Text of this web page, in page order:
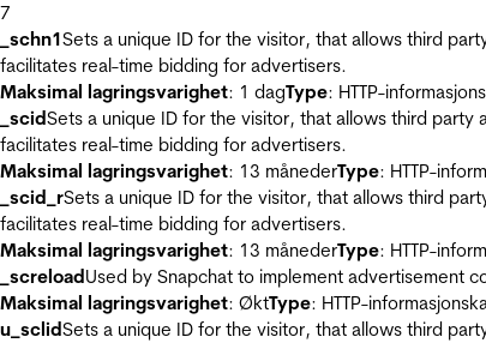
7
_schn1Sets a unique ID for the visitor, that allows third
facilitates real-time bidding for advertisers.
Maksimal lagringsvarighet: 1 dagType: HTTP-
_scidSets a unique ID for the visitor, that allows third
facilitates real-time bidding for advertisers.
Maksimal lagringsvarighet: 13 månederType: HTTP-
_scid_rSets a unique ID for the visitor, that allows third
facilitates real-time bidding for advertisers.
Maksimal lagringsvarighet: 13 månederType: HTTP-
_screloadUsed by Snapchat to implement advertisement
Maksimal lagringsvarighet: ØktType: HTTP-
u_sclidSets a unique ID for the visitor, that allows third